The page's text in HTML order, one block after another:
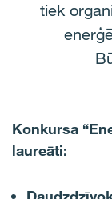
tiek
Konkursa
laureāti: